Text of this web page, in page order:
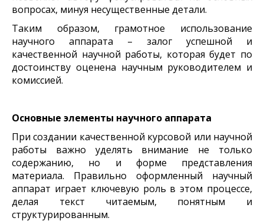
вопросах, минуя несущественные детали.
Таким образом, грамотное использование
научного аппарата – залог успешной и
качественной научной работы, которая будет по
достоинству оценена научным руководителем и
комиссией.
Основные элементы научного аппарата
При создании качественной курсовой или научной
работы важно уделять внимание не только
содержанию, но и форме представления
материала. Правильно оформленный научный
аппарат играет ключевую роль в этом процессе,
делая текст читаемым, понятным и
структурированным.